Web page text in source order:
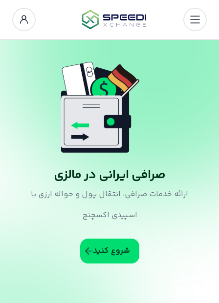
صرافی ایرانی در مالزی
ارائه خدمات صرافی، انتقال پول و حواله ارزی با
اسپیدی اکسچنج
شروع کنید